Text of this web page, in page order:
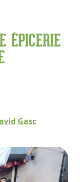
ÉPICERIE
Gasc